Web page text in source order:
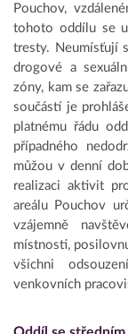
Pouchov,
tohoto oddílu se
tresty. Neumísťují
drogové a
zóny, kam se
součástí je
platnému řádu
případného
můžou v denní
realizaci aktivit
areálu Pouchov
vzájemně
místnosti,
všichni
venkovních